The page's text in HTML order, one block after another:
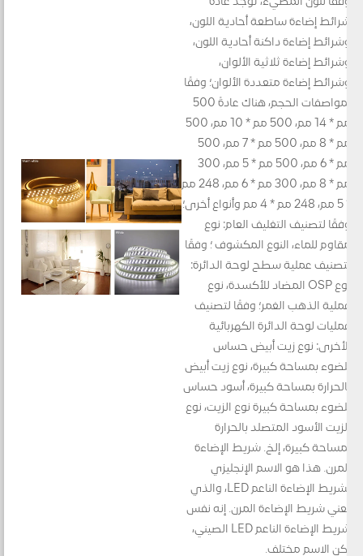
شرائط إضاءة ساطعة أحادية اللون،
وشرائط إضاءة داكنة أحادية اللون،
وشرائط إضاءة ثلاثية الألوان،
وشرائط إضاءة متعددة الألوان؛ وفقًا
لمواصفات الحجم، هناك عادةً 500
مم * 14 مم، 500 مم * 10 مم، 500
مم * 8 مم، 500 مم * 7 مم، 500
مم * 6 مم، 500 مم * 5 مم، 300
مم * 8 مم، 300 مم * 6 مم، 248 مم
* 5 مم، 248 مم * 4 مم وأنواع أخرى؛
وفقًا لتصنيف التغليف العام: نوع
مقاوم للماء، النوع المكشوف ؛ وفقًا
لتصنيف عملية سطح لوحة الدائرة:
نوع OSP المضاد للأكسدة، نوع
عملية الذهب الغمر؛ وفقًا لتصنيف
عمليات لوحة الدائرة الكهربائية
الأخرى: نوع زيت أبيض حساس
للضوء بمساحة كبيرة، نوع زيت أبيض
بالحرارة بمساحة كبيرة، أسود حساس
للضوء بمساحة كبيرة نوع الزيت، نوع
الزيت الأسود المتصلد بالحرارة
بمساحة كبيرة، إلخ. شريط الإضاءة
المرن. هذا هو الاسم الإنجليزي
لشريط الإضاءة الناعم LED، والذي
يعني شريط الإضاءة المرن. إنه نفس
شريط الإضاءة الناعم LED الصيني،
لكن الاسم مختلف.